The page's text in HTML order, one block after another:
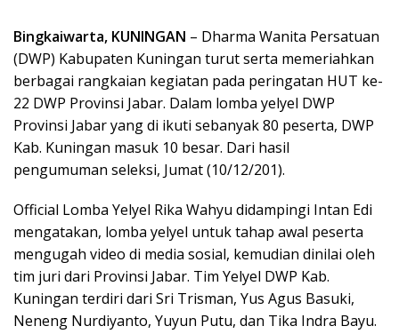
Bingkaiwarta, KUNINGAN – Dharma Wanita Persatuan
(DWP) Kabupaten Kuningan turut serta memeriahkan
berbagai rangkaian kegiatan pada peringatan HUT ke-
22 DWP Provinsi Jabar. Dalam lomba yelyel DWP
Provinsi Jabar yang di ikuti sebanyak 80 peserta, DWP
Kab. Kuningan masuk 10 besar. Dari hasil
pengumuman seleksi, Jumat (10/12/201).
Official Lomba Yelyel Rika Wahyu didampingi Intan Edi
mengatakan, lomba yelyel untuk tahap awal peserta
mengugah video di media sosial, kemudian dinilai oleh
tim juri dari Provinsi Jabar. Tim Yelyel DWP Kab.
Kuningan terdiri dari Sri Trisman, Yus Agus Basuki,
Neneng Nurdiyanto, Yuyun Putu, dan Tika Indra Bayu.